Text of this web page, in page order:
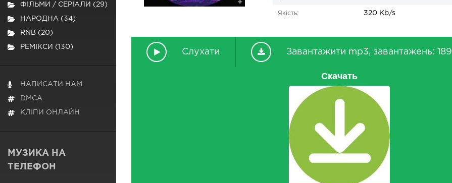
Якість: 320 Kb/s
Слухати Завантажити mp3, завантажень: 189
Скачать
ФІЛЬМИ / СЕРІАЛИ (29)
НАРОДНА (34)
RNB (20)
РЕМІКСИ (130)
НАПИСАТИ НАМ
DMCA
КЛІПИ ОНЛАЙН
МУЗИКА НА
ТЕЛЕФОН